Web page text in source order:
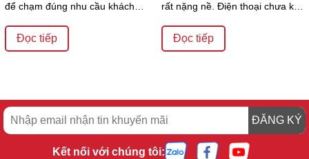
để chạm đúng nhu cầu khách
Đọc tiếp
rất nặng nề. Điện thoại chưa kịp
Đọc tiếp
ĐĂNG KÝ
Kết nối với chúng tôi: